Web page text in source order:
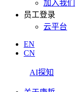
加入我们
员工登录
云平台
EN
CN
AI探知